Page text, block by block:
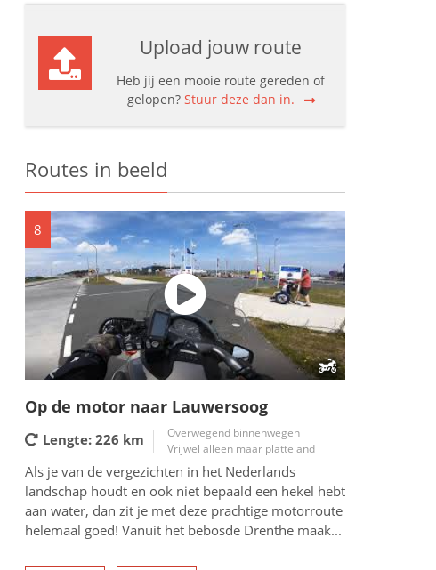
Upload jouw route
Heb jij een mooie route gereden of
gelopen? Stuur deze dan in.
Routes in beeld
8
Op de motor naar Lauwersoog
Lengte: 226 km
Overwegend binnenwegen
Vrijwel alleen maar platteland
Als je van de vergezichten in het Nederlands
landschap houdt en ook niet bepaald een hekel hebt
aan water, dan zit je met deze prachtige motorroute
helemaal goed! Vanuit het bebosde Drenthe maak...